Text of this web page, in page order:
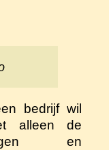
bedrijf wil
alleen de
en